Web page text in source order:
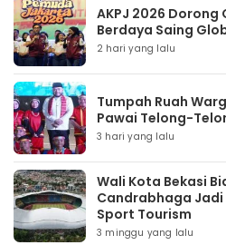
AKPJ 2026
Berdaya Saing
2 hari yang lalu
Tumpah Ruah
Pawai Telong-
3 hari yang lalu
Wali Kota Bekasi
Candrabhaga Jadi
Sport Tourism
3 minggu yang lalu